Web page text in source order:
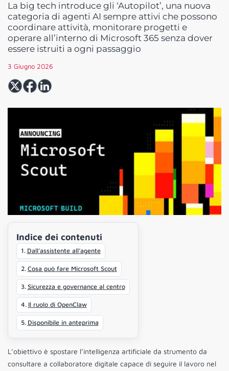
La big tech introduce gli ‘Autopilot’, una nuova
categoria di agenti AI sempre attivi che possono
coordinare attività, monitorare progetti e
operare all’interno di Microsoft 365 senza dover
essere istruiti a ogni passaggio
3 Giugno 2026
Indice dei contenuti
Dall’assistente all’agente
Cosa può fare Microsoft Scout
Sicurezza e governance al centro
Il ruolo di OpenClaw
Disponibile in anteprima
L’obiettivo è spostare l’intelligenza artificiale da strumento da
consultare a collaboratore digitale capace di seguire il lavoro nel